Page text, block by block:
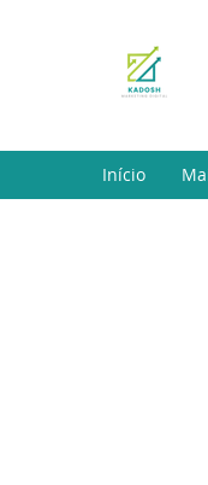
Início